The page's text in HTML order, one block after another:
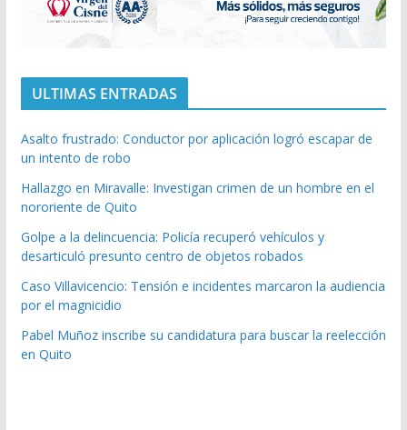
ULTIMAS ENTRADAS
Asalto frustrado: Conductor por aplicación logró escapar de
un intento de robo
Hallazgo en Miravalle: Investigan crimen de un hombre en el
nororiente de Quito
Golpe a la delincuencia: Policía recuperó vehículos y
desarticuló presunto centro de objetos robados
Caso Villavicencio: Tensión e incidentes marcaron la audiencia
por el magnicidio
Pabel Muñoz inscribe su candidatura para buscar la reelección
en Quito